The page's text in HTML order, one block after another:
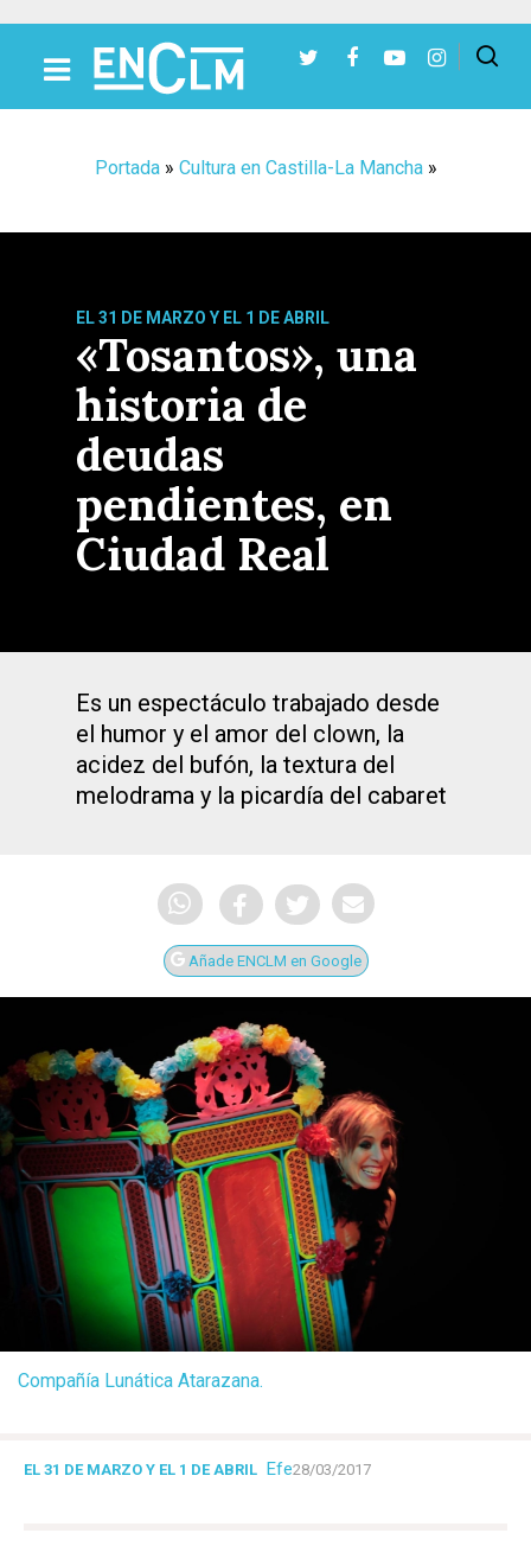
Portada» Cultura en Castilla-La Mancha»
EL 31 DE MARZO Y EL 1 DE ABRIL
«Tosantos», una
historia de
deudas
pendientes, en
Ciudad Real
Es un espectáculo trabajado desde
el humor y el amor del clown, la
acidez del bufón, la textura del
melodrama y la picardía del cabaret
Añade ENCLM en Google
Compañía Lunática Atarazana.
EL 31 DE MARZO Y EL 1 DE ABRIL Efe28/03/2017